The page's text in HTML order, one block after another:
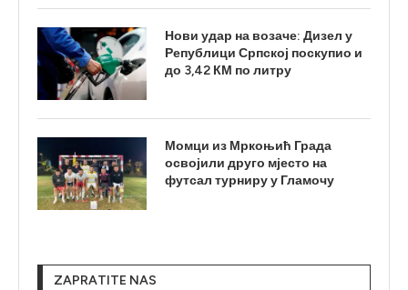
Нови удар на возаче: Дизел у
Републици Српској поскупио и
до 3,42 КМ по литру
Момци из Мркоњић Града
освојили друго мјесто на
футсал турниру у Гламочу
ZAPRATITE NAS